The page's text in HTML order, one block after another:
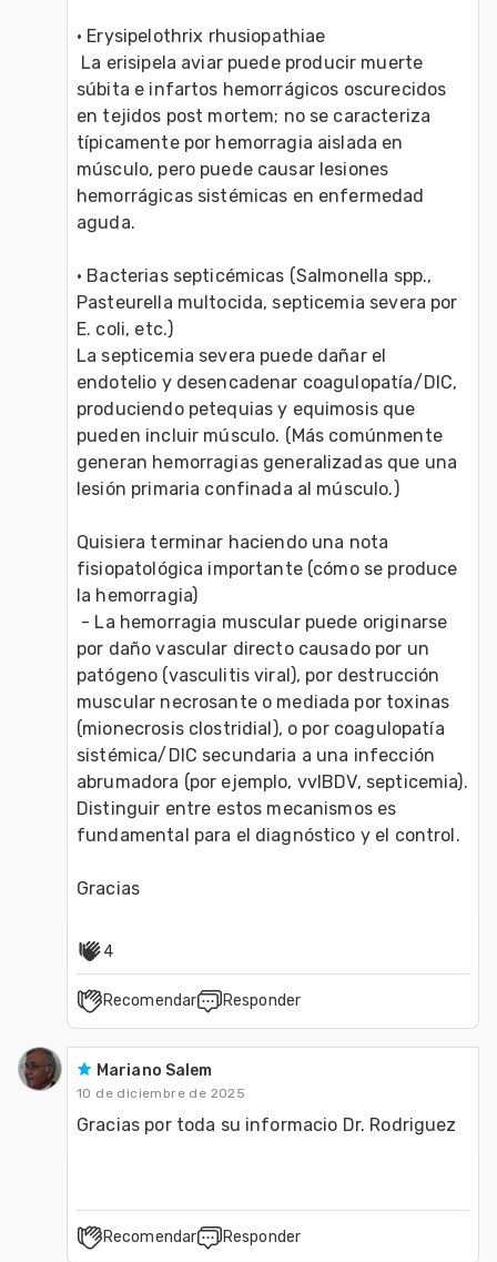
• Erysipelothrix rhusiopathiae
súbita e infartos hemorrágicos oscurecidos
en tejidos post mortem; no se caracteriza
típicamente por hemorragia aislada en
músculo, pero puede causar lesiones
hemorrágicas sistémicas en enfermedad
aguda.
• Bacterias septicémicas (Salmonella spp.,
Pasteurella multocida, septicemia severa por
E. coli, etc.)
La septicemia severa puede dañar el
endotelio y desencadenar coagulopatía/DIC,
produciendo petequias y equimosis que
pueden incluir músculo. (Más comúnmente
generan hemorragias generalizadas que una
lesión primaria confinada al músculo.)
Quisiera terminar haciendo una nota
fisiopatológica importante (cómo se produce
la hemorragia)
- La hemorragia muscular puede originarse
por daño vascular directo causado por un
patógeno (vasculitis viral), por destrucción
muscular necrosante o mediada por toxinas
(mionecrosis clostridial), o por coagulopatía
sistémica/DIC secundaria a una infección
abrumadora (por ejemplo, vvIBDV, septicemia).
Distinguir entre estos mecanismos es
fundamental para el diagnóstico y el control.
Gracias
4
Recomendar Responder
Mariano Salem
10 de diciembre de 2025
Gracias por toda su informacio Dr. Rodriguez
Recomendar Responder